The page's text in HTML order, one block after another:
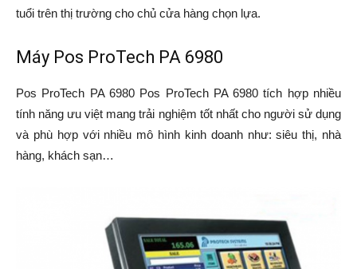
tuổi trên thị trường cho chủ cửa hàng chọn lựa.
Máy Pos ProTech PA 6980
Pos ProTech PA 6980 Pos ProTech PA 6980 tích hợp nhiều
tính năng ưu việt mang trải nghiệm tốt nhất cho người sử dụng
và phù hợp với nhiều mô hình kinh doanh như: siêu thị, nhà
hàng, khách sạn…